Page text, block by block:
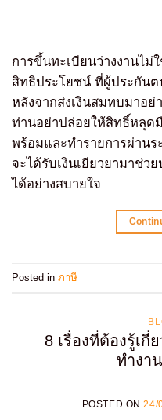
การขึ้นทะเบียนว่างงานไม่
สิทธิประโยชน์ ที่ผู้ประกัน
หลังจากส่งเงินสมทบมาอ
ท่านอย่าปล่อยให้สิทธิ์หลุดมื
พร้อมและทำรายการผ่าน
จะได้รับเงินเยียวยามาช่ว
ได้อย่างสบายใจ
Posted in ภาษี
8 เรื่องที่ต้องรู้เกี่
ทำงา
POSTED ON24/